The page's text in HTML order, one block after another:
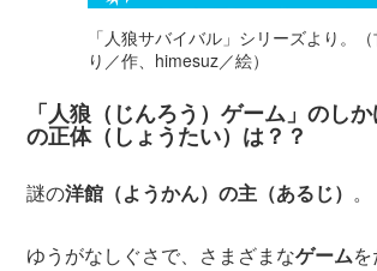
「人狼サバイバル」シリーズより。
り／作、himesuz／絵）
「人狼（じんろう）ゲーム」の
の正体（しょうたい）は？？
謎の洋館（ようかん）の主（あるじ） 。
ゆうがなしぐさで、さまざまなゲーム